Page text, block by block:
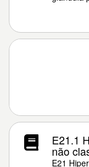
E21.1
não
E21